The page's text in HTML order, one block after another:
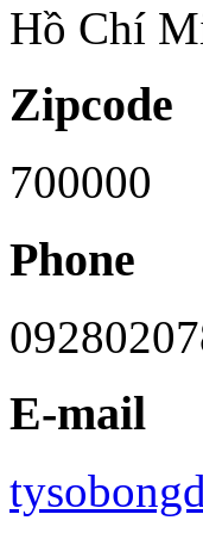
Hồ Chí
Zipcode
700000
Phone
E-mail